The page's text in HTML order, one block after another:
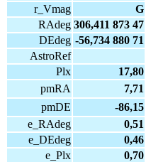
r_Vmag
G
RAdeg 306,411 873 47
DEdeg -56,734 880 71
AstroRef
Plx
17,80
pmRA
7,71
pmDE
-86,15
e_RAdeg
0,51
e_DEdeg
0,46
e_Plx
0,70